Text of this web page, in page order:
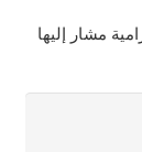
مشار إليها